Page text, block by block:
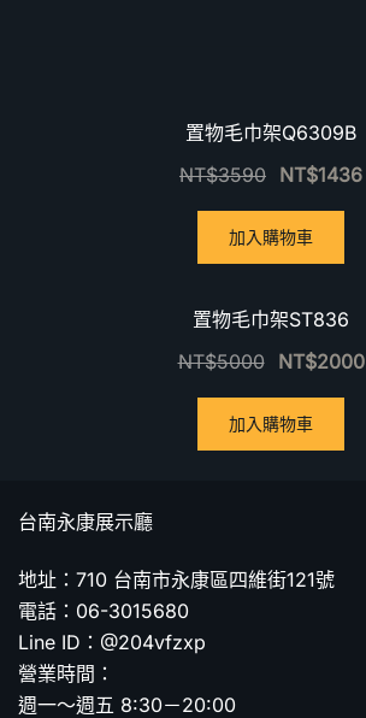
置物毛巾架Q6309B
NT$3590 NT$1436
加入購物車
置物毛巾架ST836
NT$5000 NT$2000
加入購物車
台南永康展示廳
地址：710 台南市永康區四維街121號
電話：06-3015680
Line ID：@204vfzxp
營業時間：
週一～週五 8:30－20:00